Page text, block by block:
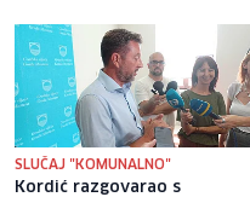
SLUČAJ "KOMUNALNO"
Kordić razgovarao s